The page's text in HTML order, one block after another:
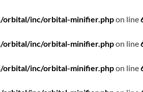
inc/orbital-minifier.phpon line
inc/orbital-minifier.phpon line
inc/orbital-minifier.phpon line